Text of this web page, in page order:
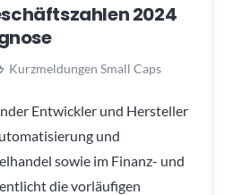
2024
Kurzmeldungen Small Caps
Entwickler und Hersteller
und
sowie im Finanz- und
die vorläufigen